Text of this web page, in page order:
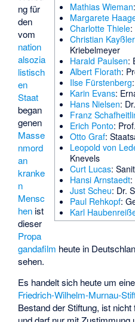
Mathias Wieman
Margarete
Charlotte Thiele:
Christian Kayßler
Kriebelmeyer
Harald Paulsen:
Albert Florath:
Ilse Fürstenberg
Karin Evans:
Hans Nielsen:
Franz
Erich Ponto:
Otto Graf:
Leopold von
Knevels
Curt Lucas:
Hansi Arnstaedt:
Just Scheu: Dr.
Paul Rehkopf:
Karl
ng für
den
vom
nation
alsozia
listisch
en
Staat
began
genen
Masse
nmord
an
kranke
n
Mensc
hen ist
dieser
Propa
gandafilm heute in
sehen.
Es handelt sich heute um
Friedrich-Wilhelm-Murnau-
Bestand der Stiftung, ist